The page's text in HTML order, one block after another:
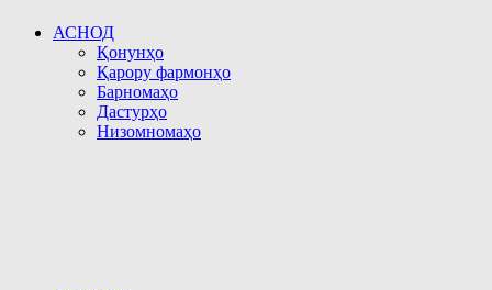
АСНОД
Қонунҳо
Қарору фармонҳо
Барномаҳо
Дастурҳо
Низомномаҳо